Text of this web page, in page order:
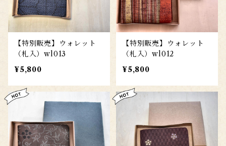
【特別販売】ウォレット
（札入）wl013
¥5,800
【特別販売】ウォレット
（札入）wl012
¥5,800